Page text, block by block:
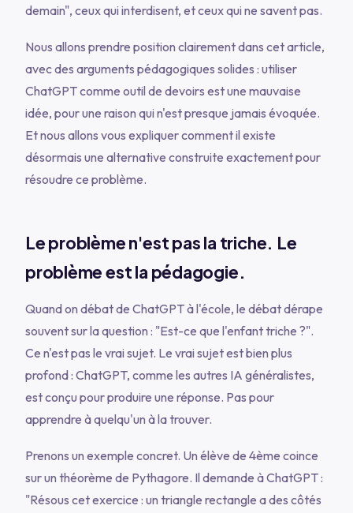
demain", ceux qui interdisent, et ceux qui ne savent pas.
Nous allons prendre position clairement dans cet article,
avec des arguments pédagogiques solides : utiliser
ChatGPT comme outil de devoirs est une mauvaise
idée, pour une raison qui n'est presque jamais évoquée.
Et nous allons vous expliquer comment il existe
désormais une alternative construite exactement pour
résoudre ce problème.
Le problème n'est pas la triche. Le
problème est la pédagogie.
Quand on débat de ChatGPT à l'école, le débat dérape
souvent sur la question : "Est-ce que l'enfant triche ?".
Ce n'est pas le vrai sujet. Le vrai sujet est bien plus
profond : ChatGPT, comme les autres IA généralistes,
est conçu pour produire une réponse. Pas pour
apprendre à quelqu'un à la trouver.
Prenons un exemple concret. Un élève de 4ème coince
sur un théorème de Pythagore. Il demande à ChatGPT :
"Résous cet exercice : un triangle rectangle a des côtés